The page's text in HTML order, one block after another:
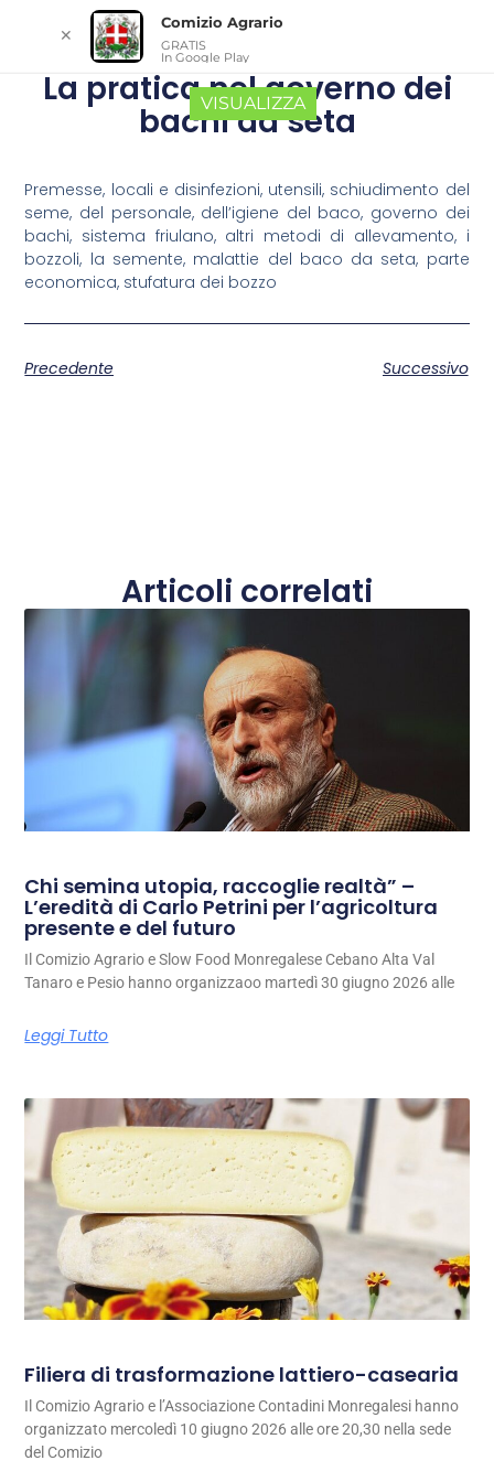
La pratica nel governo dei
bachi da seta
Premesse, locali e disinfezioni, utensili, schiudimento del
seme, del personale, dell’igiene del baco, governo dei
bachi, sistema friulano, altri metodi di allevamento, i
bozzoli, la semente, malattie del baco da seta, parte
economica, stufatura dei bozzo
Precedente Successivo
Articoli correlati
Chi semina utopia, raccoglie realtà” –
L’eredità di Carlo Petrini per l’agricoltura
presente e del futuro
Il Comizio Agrario e Slow Food Monregalese Cebano Alta Val
Tanaro e Pesio hanno organizzaoo martedì 30 giugno 2026 alle
Leggi Tutto
Filiera di trasformazione lattiero-casearia
Il Comizio Agrario e l’Associazione Contadini Monregalesi hanno
organizzato mercoledì 10 giugno 2026 alle ore 20,30 nella sede
del Comizio
✕
Comizio Agrario
GRATIS
In Google Play
VISUALIZZA